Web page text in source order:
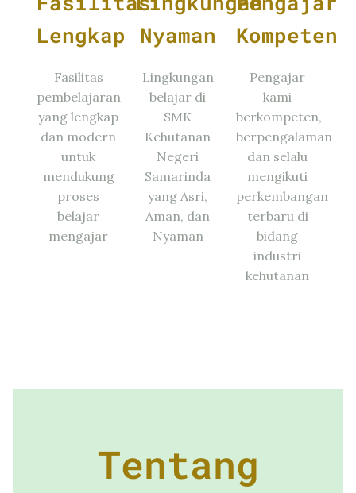
Lengkap
Fasilitas
pembelajaran
yang lengkap
dan modern
untuk
mendukung
proses
belajar
mengajar
Nyaman
Lingkungan
belajar di
SMK
Kehutanan
Negeri
Samarinda
yang Asri,
Aman, dan
Nyaman
Kompeten
Pengajar
kami
berkompeten,
berpengalaman
dan selalu
mengikuti
perkembangan
terbaru di
bidang
industri
kehutanan
Tentang